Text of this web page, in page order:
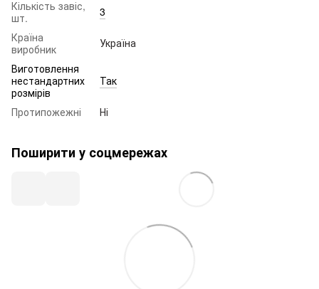
Кількість завіс,
шт.
3
Країна
виробник
Україна
Виготовлення
нестандартних
розмірів
Так
Протипожежні Ні
Поширити у соцмережах